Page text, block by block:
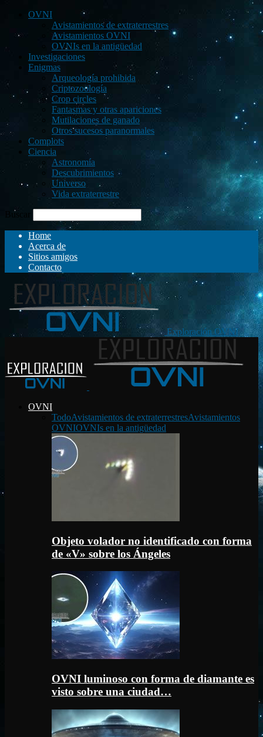
OVNI
Avistamientos de extraterrestres
Avistamientos OVNI
OVNIs en la antigüedad
Investigaciones
Enigmas
Arqueología prohibida
Criptozoología
Crop circles
Fantasmas y otras apariciones
Mutilaciones de ganado
Otros sucesos paranormales
Complots
Ciencia
Astronomía
Descubrimientos
Universo
Vida extraterrestre
Buscar
Home
Acerca de
Sitios amigos
Contacto
Exploración OVNI
OVNI
TodoAvistamientos de extraterrestresAvistamientos
OVNIOVNIs en la antigüedad
Objeto volador no identificado con forma
de «V» sobre los Ángeles
OVNI luminoso con forma de diamante es
visto sobre una ciudad…